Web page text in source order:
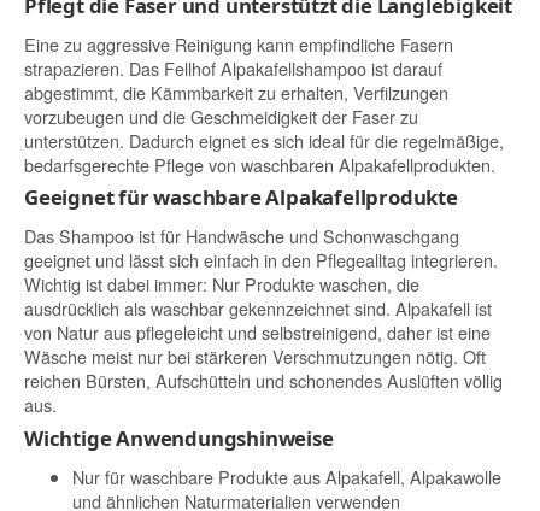
Pflegt die Faser und unterstützt die Langlebigkeit
Eine zu aggressive Reinigung kann empfindliche Fasern
strapazieren. Das Fellhof Alpakafellshampoo ist darauf
abgestimmt, die Kämmbarkeit zu erhalten, Verfilzungen
vorzubeugen und die Geschmeidigkeit der Faser zu
unterstützen. Dadurch eignet es sich ideal für die regelmäßige,
bedarfsgerechte Pflege von waschbaren Alpakafellprodukten.
Geeignet für waschbare Alpakafellprodukte
Das Shampoo ist für Handwäsche und Schonwaschgang
geeignet und lässt sich einfach in den Pflegealltag integrieren.
Wichtig ist dabei immer: Nur Produkte waschen, die
ausdrücklich als waschbar gekennzeichnet sind. Alpakafell ist
von Natur aus pflegeleicht und selbstreinigend, daher ist eine
Wäsche meist nur bei stärkeren Verschmutzungen nötig. Oft
reichen Bürsten, Aufschütteln und schonendes Auslüften völlig
aus.
Wichtige Anwendungshinweise
Nur für waschbare Produkte aus Alpakafell, Alpakawolle
und ähnlichen Naturmaterialien verwenden